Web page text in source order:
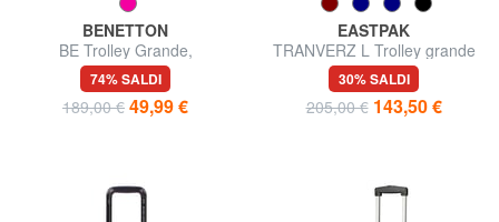
BENETTON
BE Trolley Grande,
espandibile
74% SALDI
189,00 € 49,99 €
EASTPAK
TRANVERZ L Trolley grande
30% SALDI
205,00 € 143,50 €